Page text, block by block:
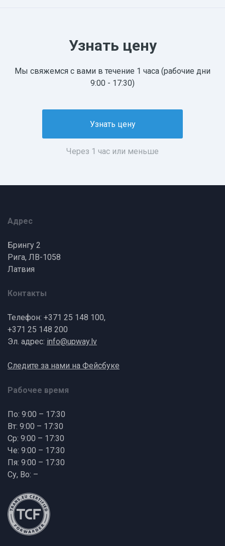
Узнать цену
Мы свяжемся с вами в течение 1 часа (рабочие дни
9:00 - 17:30)
Узнать цену
Через 1 час или меньше
Адрес
Брингу 2
Рига, ЛВ-1058
Латвия
Контакты
Телефон: +371 25 148 100,
+371 25 148 200
Эл. адрес: info@upway.lv
Следите за нами на Фейсбуке
Рабочее время
По: 9:00 – 17:30
Вт: 9:00 – 17:30
Ср: 9:00 – 17:30
Че: 9:00 – 17:30
Пя: 9:00 – 17:30
Су, Во: –